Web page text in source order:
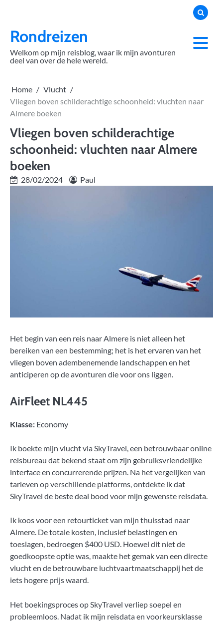
contentRondreizen
Welkom op mijn reisblog, waar ik mijn avonturen
deel van over de hele wereld.
Home
Vlucht
Vliegen boven schilderachtige schoonheid: vluchten naar
Almere boeken
Vliegen boven schilderachtige
schoonheid: vluchten naar Almere
boeken
28/02/2024 Paul
Het begin van een reis naar Almere is niet alleen het
bereiken van een bestemming; het is het ervaren van het
vliegen boven adembenemende landschappen en het
anticiperen op de avonturen die voor ons liggen.
AirFleet NL445
Klasse: Economy
Ik boekte mijn vlucht via SkyTravel, een betrouwbaar online
reisbureau dat bekend staat om zijn gebruiksvriendelijke
interface en concurrerende prijzen. Na het vergelijken van
tarieven op verschillende platforms, ontdekte ik dat
SkyTravel de beste deal bood voor mijn gewenste reisdata.
Ik koos voor een retourticket van mijn thuisstad naar
Almere. De totale kosten, inclusief belastingen en
toeslagen, bedroegen $400 USD. Hoewel dit niet de
goedkoopste optie was, maakte het gemak van een directe
vlucht en de betrouwbare luchtvaartmaatschappij het de
iets hogere prijs waard.
Het boekingsproces op SkyTravel verliep soepel en
probleemloos. Nadat ik mijn reisdata en voorkeursklasse